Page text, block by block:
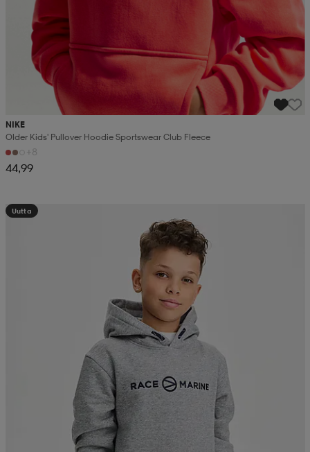
NIKE
Older Kids' Pullover Hoodie Sportswear Club Fleece
+8
44,99
Uutta